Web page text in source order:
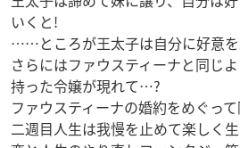
いくと!
……ところが王太子は自分に好意を
さらにはファウスティーナと同じ
持った令嬢が現れて…?
ファウスティーナの婚約をめぐっ
二週目人生は我慢を止めて楽しく